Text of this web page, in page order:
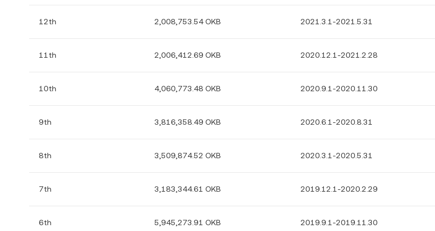
12th 2,008,753.54 OKB 2021.3.1-2021.5.31
11th 2,006,412.69 OKB 2020.12.1-2021.2.28
10th 4,060,773.48 OKB 2020.9.1-2020.11.30
9th 3,816,358.49 OKB 2020.6.1-2020.8.31
8th 3,509,874.52 OKB 2020.3.1-2020.5.31
7th 3,183,344.61 OKB 2019.12.1-2020.2.29
6th 5,945,273.91 OKB 2019.9.1-2019.11.30